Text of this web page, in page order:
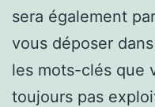
sera également
vous déposer
les mots-clés que
toujours pas